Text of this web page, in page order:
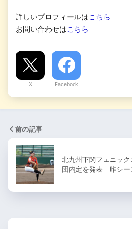
詳しいプロフィールはこちら
お問い合わせはこちら
X Facebook
前の記事
北九州下関フェニッ
団内定を発表 昨シー